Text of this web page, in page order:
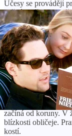
Účesy se provádějí
každém střihu
většině typů
Rozdíly
Jasným rozdílem
struktury. V žebříku
kaskádě – celý
pramenech nebo po
V kaskádě sekce
začíná od koruny. V
blízkosti obličeje.
kostí.